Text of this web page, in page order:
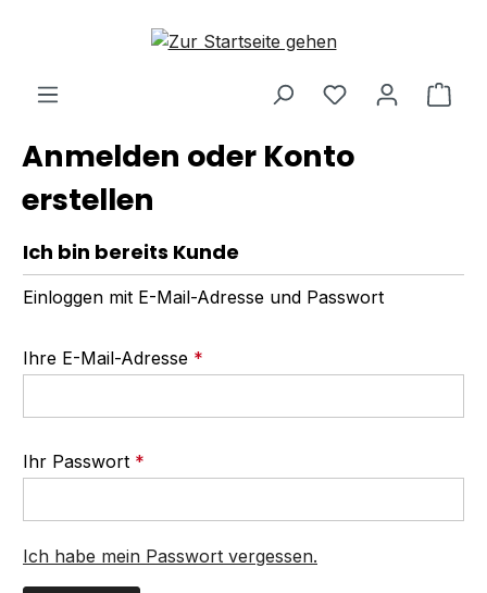
Zum Hauptinhalt springen
Anmelden oder Konto
erstellen
Ich bin bereits Kunde
Einloggen mit E-Mail-Adresse und Passwort
Ihre E-Mail-Adresse *
Ihr Passwort *
Ich habe mein Passwort vergessen.